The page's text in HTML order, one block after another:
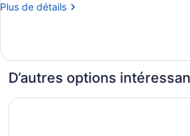
Plus de détails
Plus
Chambre
D’autres options
citizenM New York Times Square